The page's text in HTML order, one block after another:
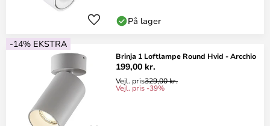
På lager
-14% EKSTRA
Brinja 1 Loftlampe Round Hvid - Arcchio
199,00 kr.
Vejl. pris329,00 kr.
Vejl. pris -39%